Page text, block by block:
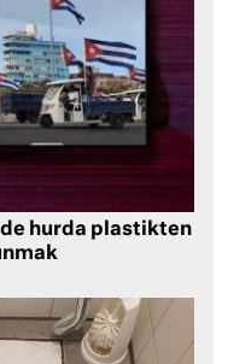
hurda plastikten